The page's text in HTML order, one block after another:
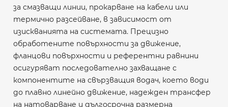
за смазващи линии, прокарване на кабели или
термично разсейване, в зависимост от
изискванията на системата. Прецизно
обработените повърхности за движение,
фланцови повърхности и референтни равнини
осигуряват последователно захващане с
компонентите на свързващия водач, което води
до плавно линейно движение, надежден трансфер
на натоварване и дългосрочна размерна